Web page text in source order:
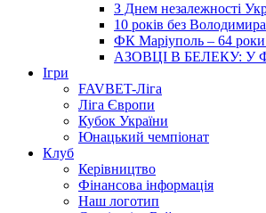
З Днем незалежності
10 років без
ФК Маріуполь – 64 роки
АЗОВЦІ В БЕЛЕКУ: У
Ігри
FAVBET-Ліга
Ліга Європи
Кубок України
Юнацький чемпіонат
Клуб
Керівництво
Фінансова інформація
Наш логотип